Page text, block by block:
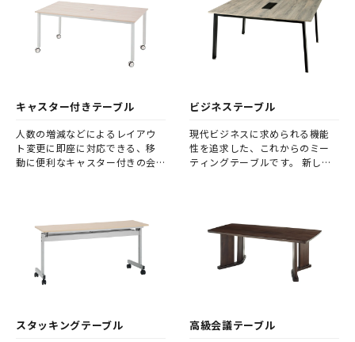
キャスター付きテーブル
人数の増減などによるレイアウ
ト変更に即座に対応できる、移
動に便利なキャスター付きの会
ビジネステーブル
現代ビジネスに求められる機能
性を追求した、これからのミー
ティングテーブルです。 新しい
スタッキングテーブル 高級会議テーブル